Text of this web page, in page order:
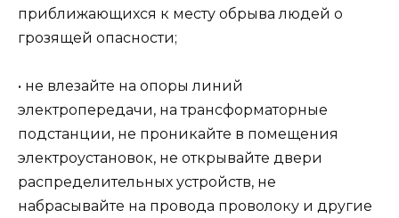
приближающихся к месту обрыва людей о
грозящей опасности;
• не влезайте на опоры линий
электропередачи, на трансформаторные
подстанции, не проникайте в помещения
электроустановок, не открывайте двери
распределительных устройств, не
набрасывайте на провода проволоку и другие